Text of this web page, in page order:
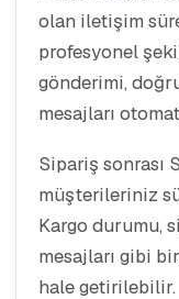
olan iletişim
profesyonel
gönderimi,
mesajları
Sipariş sonrası
müşterileriniz
Kargo durumu,
mesajları gibi
hale getirilebilir.